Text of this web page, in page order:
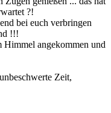
?!
bei euch verbringen
!!!
Himmel angekommen und
Zeit,